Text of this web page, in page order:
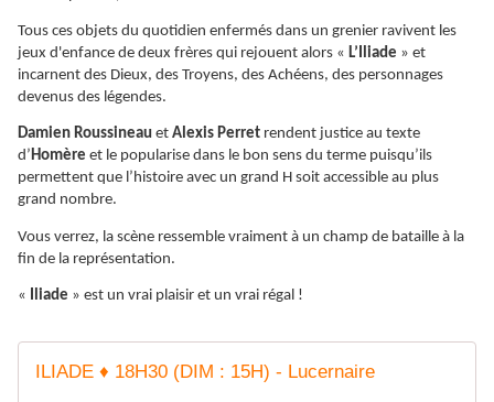
Tous ces objets du quotidien enfermés dans un grenier ravivent les
jeux d'enfance de deux frères qui rejouent alors « L’Iliade » et
incarnent des Dieux, des Troyens, des Achéens, des personnages
devenus des légendes.
Damien Roussineau et Alexis Perret rendent justice au texte
d’Homère et le popularise dans le bon sens du terme puisqu’ils
permettent que l’histoire avec un grand H soit accessible au plus
grand nombre.
Vous verrez, la scène ressemble vraiment à un champ de bataille à la
fin de la représentation.
« Iliade » est un vrai plaisir et un vrai régal !
ILIADE ♦ 18H30 (DIM : 15H) - Lucernaire